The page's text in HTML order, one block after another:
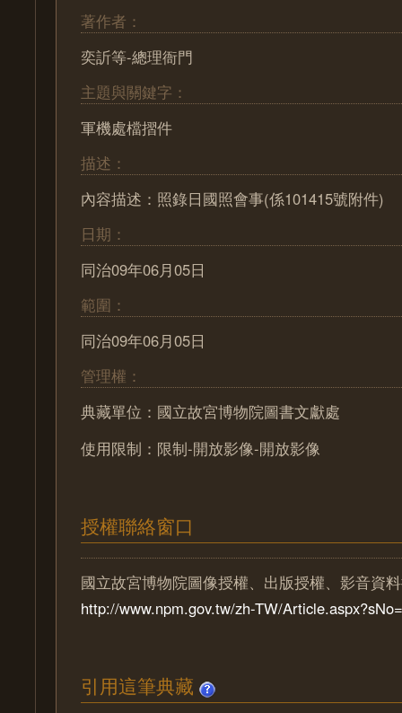
著作者：
奕訢等-總理衙門
主題與關鍵字：
軍機處檔摺件
描述：
內容描述：照錄日國照會事(係101415號附件)
日期：
同治09年06月05日
範圍：
同治09年06月05日
管理權：
典藏單位：國立故宮博物院圖書文獻處
使用限制：限制-開放影像-開放影像
授權聯絡窗口
國立故宮博物院圖像授權、出版授權、影音資
http://www.npm.gov.tw/zh-TW/
引用這筆典藏